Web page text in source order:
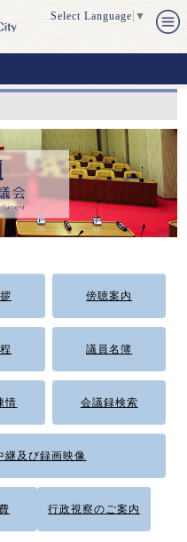
Select Language ▼
傍聴案内
議員名簿
情 会議録検索
継及び録画映像
行政視察のご案内